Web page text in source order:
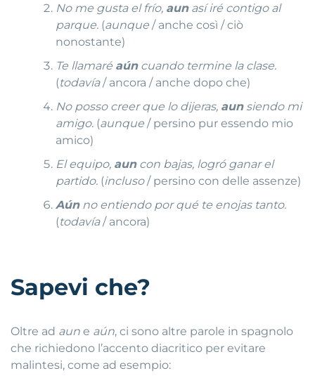
No me gusta el frío, aunasí iré contigo al
parque. (aunque / anche così / ciò
nonostante)
Te llamaré aúncuando termine la clase.
(todavía/ ancora / anche dopo che)
No posso creer que lo dijeras, aunsiendo mi
amigo. (aunque / persino pur essendo mio
amico)
El equipo, auncon bajas, logró ganar el
partido. (incluso/ persino con delle assenze)
Aúnno entiendo por qué te enojas tanto.
(todavía/ ancora)
Sapevi che?
Oltre ad aun e aún, ci sono altre parole in spagnolo
che richiedono l’accento diacritico per evitare
malintesi, come ad esempio: